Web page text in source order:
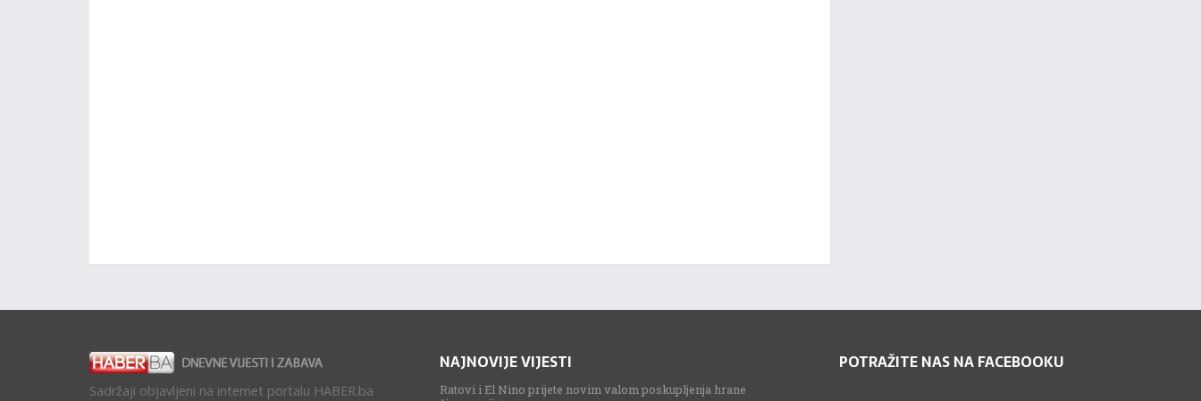
Sadržaji objavljeni na internet portalu HABER.ba
NAJNOVIJE VIJESTI
Ratovi i El Nino prijete novim valom poskupljenja hrane
POTRAŽITE NAS NA FACEBOOKU